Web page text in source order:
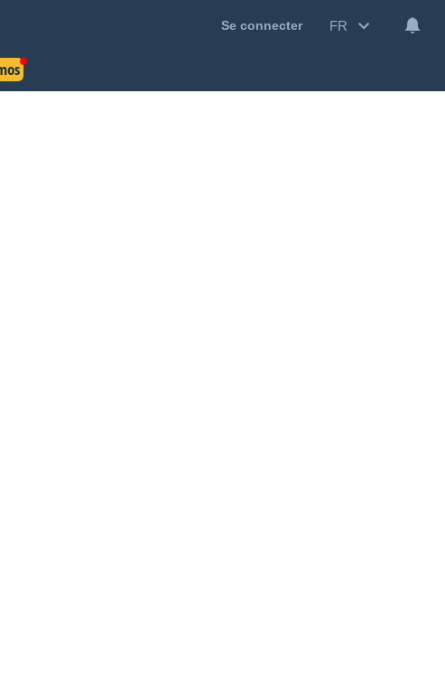
Se connecter FR